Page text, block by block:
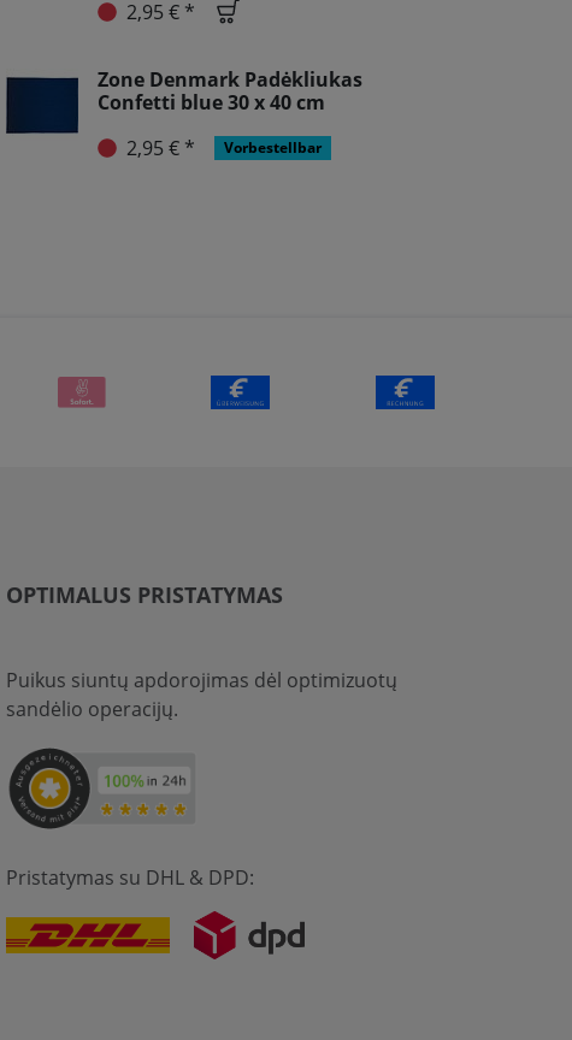
2,95 € *
Zone Denmark Padėkliukas
Confetti blue 30 x 40 cm
2,95 € *
Vorbestellbar
OPTIMALUS PRISTATYMAS
Puikus siuntų apdorojimas dėl optimizuotų
sandėlio operacijų.
Pristatymas su DHL & DPD: